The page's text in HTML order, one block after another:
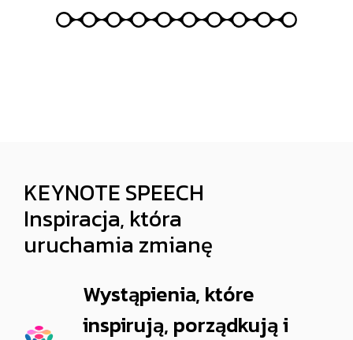
KEYNOTE SPEECH
Inspiracja, która
uruchamia zmianę
Wystąpienia, które
inspirują, porządkują i